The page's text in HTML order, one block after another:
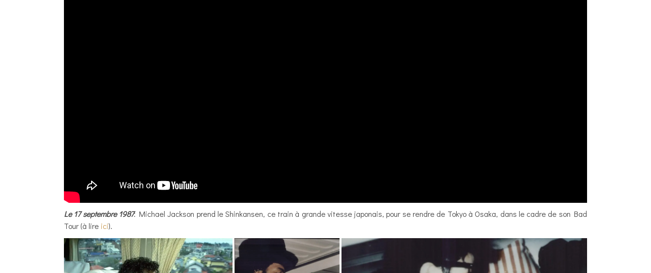
Le 17 septembre 1987: Michael Jackson prend le Shinkansen, ce train à grande vitesse japonais, pour se rendre de Tokyo à Osaka, dans le cadre de son Bad
Tour (à lire ici).